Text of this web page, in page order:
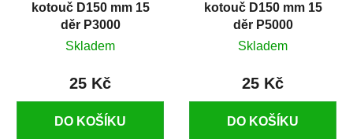
kotouč D150 mm 15
děr P3000
Skladem
25 Kč
DO KOŠÍKU
kotouč D150 mm 15
děr P5000
Skladem
25 Kč
DO KOŠÍKU